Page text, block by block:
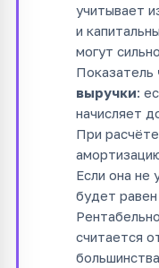
учитывает
и
могут
Показатель
выручки:
начисляет
При
Если она не
будет равен
считается